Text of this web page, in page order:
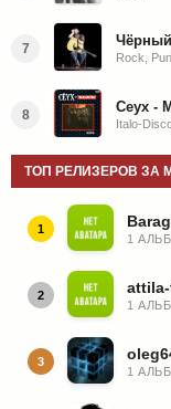
7 Чёрный
Rock,
8 Ceyx -
Italo-
ТОП РЕЛИЗЕРОВ ЗА
1
1
2
1
3
1